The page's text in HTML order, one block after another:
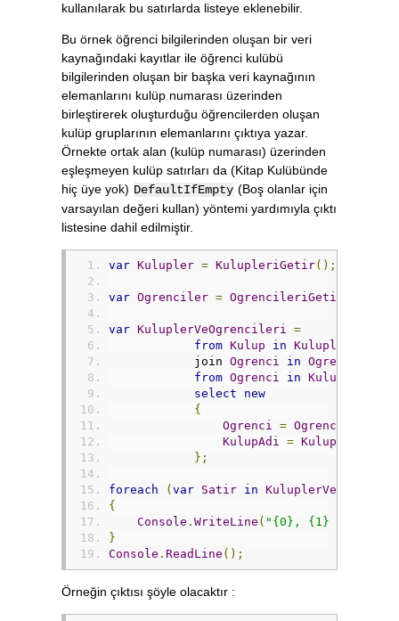
kullanılarak bu satırlarda listeye eklenebilir.
Bu örnek öğrenci bilgilerinden oluşan bir veri
kaynağındaki kayıtlar ile öğrenci kulübü
bilgilerinden oluşan bir başka veri kaynağının
elemanlarını kulüp numarası üzerinden
birleştirerek oluşturduğu öğrencilerden oluşan
kulüp gruplarının elemanlarını çıktıya yazar.
Örnekte ortak alan (kulüp numarası) üzerinden
eşleşmeyen kulüp satırları da (Kitap Kulübünde
hiç üye yok) DefaultIfEmpty (Boş olanlar için
varsayılan değeri kullan) yöntemi yardımıyla çıktı
listesine dahil edilmiştir.
var Kulupler = KulupleriGetir();
var Ogrenciler = OgrencileriGetir
var KuluplerVeOgrencileri
=
from Kulup in Kulupler
            join
Ogrenci in Ogrenciler
from Ogrenci in
select
new
{
Ogrenci
= Ogrenci
KulupAdi
= Kulup
};
foreach (var Satir in
{
Console . WriteLine ( "{0}, {1} kulübüne
}
Console . ReadLine ();
Örneğin çıktısı şöyle olacaktır :